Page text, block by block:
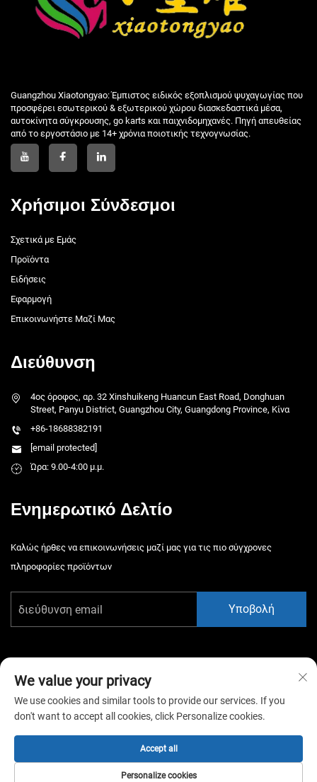
Guangzhou Xiaotongyao: Έμπιστος ειδικός εξοπλισμού ψυχαγωγίας που
προσφέρει εσωτερικού & εξωτερικού χώρου διασκεδαστικά μέσα,
αυτοκίνητα σύγκρουσης, go karts και παιχνιδομηχανές. Πηγή απευθείας
από το εργοστάσιο με 14+ χρόνια ποιοτικής τεχνογνωσίας.
Χρήσιμοι Σύνδεσμοι
Σχετικά με Εμάς
Προϊόντα
Ειδήσεις
Εφαρμογή
Επικοινωνήστε Μαζί Μας
Διεύθυνση
4ος όροφος, αρ. 32 Xinshuikeng Huancun East Road, Donghuan
Street, Panyu District, Guangzhou City, Guangdong Province, Κίνα
+86-18688382191
[email protected]
Ώρα: 9.00-4:00 μ.μ.
Ενημερωτικό Δελτίο
Καλώς ήρθες να επικοινωνήσεις μαζί μας για τις πιο σύγχρονες
πληροφορίες προϊόντων
Υποβολή
Πνευματικά δικαιώματα © 2026 China Guangzhou Xiaotongyao
Amusement Equipment Co., Ltd. Όλα τα δικαιώματα διατηρούνται. -
We value your privacy
We use cookies and similar tools to provide our services. If you
don't want to accept all cookies, click Personalize cookies.
Personalize cookies
Accept all